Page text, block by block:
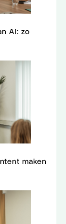
AI: zo
maken